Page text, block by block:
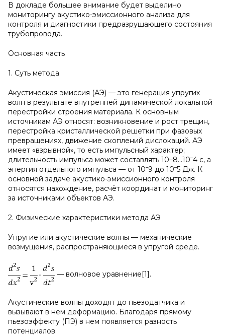
В докладе большее внимание будет выделино
мониторингу акустико-эмиссионного анализа для
контроля и диагностики предразрушающего состояния
трубопровода.
Основная часть
1. Суть метода
Акустическая эмиссия (АЭ) — это генерация упругих
волн в результате внутренней динамической локальной
перестройки строения материала. К основным
источникам АЭ относят: возникновение и рост трещин,
перестройка кристаллической решетки при фазовых
превращениях, движение скоплений дислокаций. АЭ
имеет «взрывной», то есть импульсный характер;
длительность импульса может составлять 10–8…10–4 с, а
энергия отдельного импульса — от 10–9 до 10–5 Дж. К
основной задаче акустико-эмиссионного контроля
относятся нахождение, расчёт координат и мониторинг
за источниками объектов АЭ.
2. Физические характеристики метода АЭ
Упругие или акустические волны — механические
возмущения, распространяющиеся в упругой среде.
— волновое уравнение[1].
Акустические волны доходят до пьезодатчика и
вызывают в нем деформацию. Благодаря прямому
пьезоэффекту (ПЭ) в нем появляется разность
потенциалов.